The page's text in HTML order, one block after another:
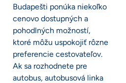
Budapešti ponúka niekoľko
cenovo dostupných a
pohodlných možností,
ktoré môžu uspokojiť rôzne
preferencie cestovateľov.
Ak sa rozhodnete pre
autobus, autobusová linka